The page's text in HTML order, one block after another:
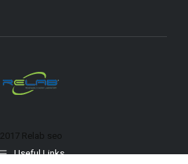
2017 Relab seo
Useful Links